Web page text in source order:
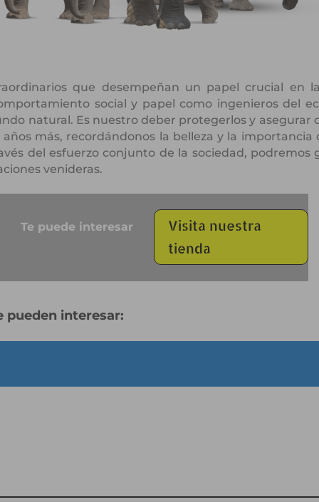
que desempeñan un papel crucial en
social y papel como ingenieros del
natural. Es nuestro deber protegerlos y asegurar
más, recordándonos la belleza y la importancia
del esfuerzo conjunto de la sociedad,
venideras.
Te puede interesar
Visita nuestra
tienda
pueden interesar: